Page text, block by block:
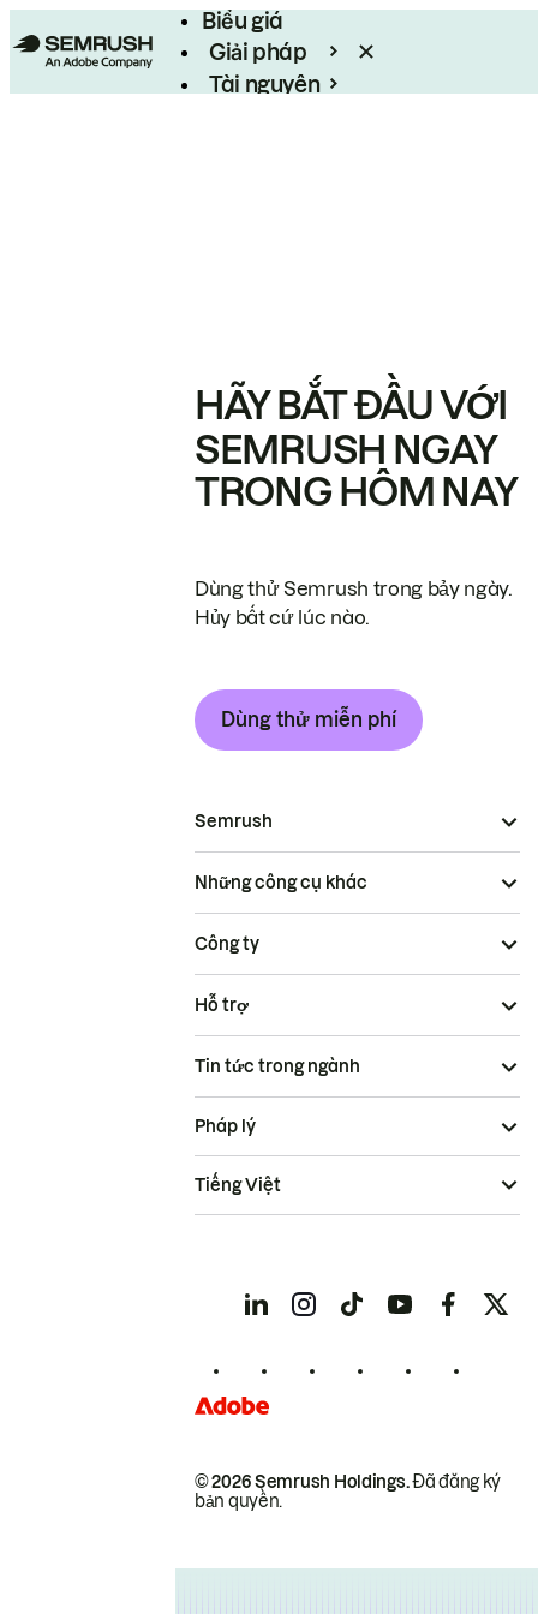
Biểu giá
Giải pháp
Tài nguyên
HÃY BẮT ĐẦU VỚI
SEMRUSH NGAY
TRONG HÔM NAY
Dùng thử Semrush trong bảy ngày.
Hủy bất cứ lúc nào.
Dùng thử miễn phí
Semrush
Những công cụ khác
Công ty
Hỗ trợ
Tin tức trong ngành
© 2026 Semrush Holdings.Đã đăng ký
bản quyền.
Pháp lý
Tiếng Việt